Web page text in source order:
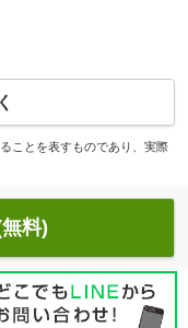
ことを表すものであり、実際
料)